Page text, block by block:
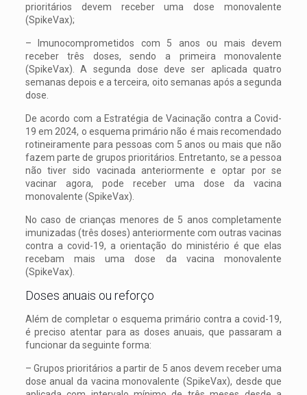
prioritários devem receber uma dose monovalente
(SpikeVax);
– Imunocomprometidos com 5 anos ou mais devem
receber três doses, sendo a primeira monovalente
(SpikeVax). A segunda dose deve ser aplicada quatro
semanas depois e a terceira, oito semanas após a segunda
dose.
De acordo com a Estratégia de Vacinação contra a Covid-
19 em 2024, o esquema primário não é mais recomendado
rotineiramente para pessoas com 5 anos ou mais que não
fazem parte de grupos prioritários. Entretanto, se a pessoa
não tiver sido vacinada anteriormente e optar por se
vacinar agora, pode receber uma dose da vacina
monovalente (SpikeVax).
No caso de crianças menores de 5 anos completamente
imunizadas (três doses) anteriormente com outras vacinas
contra a covid-19, a orientação do ministério é que elas
recebam mais uma dose da vacina monovalente
(SpikeVax).
Doses anuais ou reforço
Além de completar o esquema primário contra a covid-19,
é preciso atentar para as doses anuais, que passaram a
funcionar da seguinte forma:
– Grupos prioritários a partir de 5 anos devem receber uma
dose anual da vacina monovalente (SpikeVax), desde que